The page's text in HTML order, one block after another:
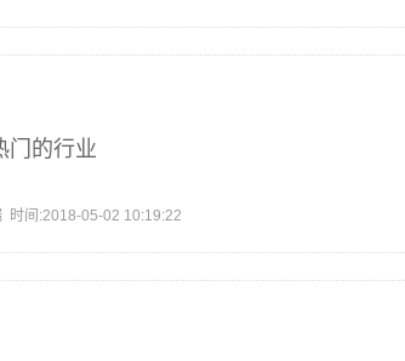
门的行业
时间:2018-05-02 10:19:22